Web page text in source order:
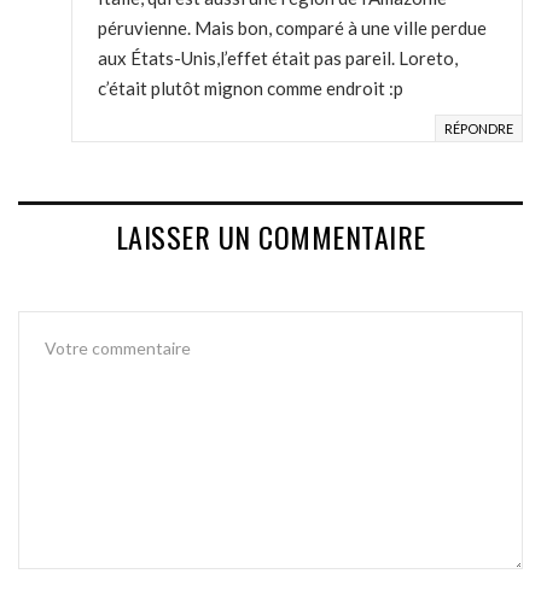
péruvienne. Mais bon, comparé à une ville perdue
aux États-Unis,l’effet était pas pareil. Loreto,
c’était plutôt mignon comme endroit :p
RÉPONDRE
LAISSER UN COMMENTAIRE